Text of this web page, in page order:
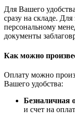
Для Вашего
сразу на складе.
персональному
документы
Как можно
Оплату можно
Вашего удобства:
Безналичная
и счет на